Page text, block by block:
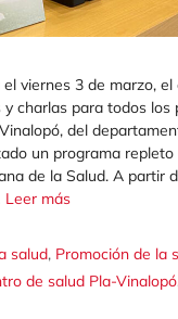
viernes 3 de marzo,
charlas para todos los
del
un programa
de la Salud. A partir
Leer más
salud, Promoción de la
de salud Pla-Vinalopó